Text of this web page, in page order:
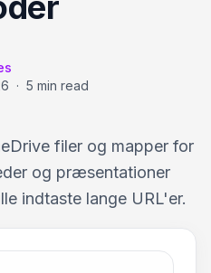
· 5 min read
filer og mapper for
og præsentationer
indtaste lange URL'er.